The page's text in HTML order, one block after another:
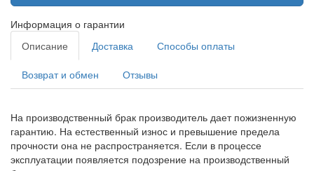
Информация о гарантии
Описание
Доставка Способы оплаты
Возврат и обмен Отзывы
На производственный брак производитель дает пожизненную
гарантию. На естественный износ и превышение предела
прочности она не распространяется. Если в процессе
эксплуатации появляется подозрение на производственный